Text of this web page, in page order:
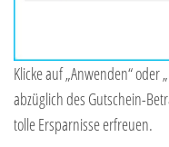
Klicke auf „Anwenden“ oder
abzüglich des Gutschein-
tolle Ersparnisse erfreuen.